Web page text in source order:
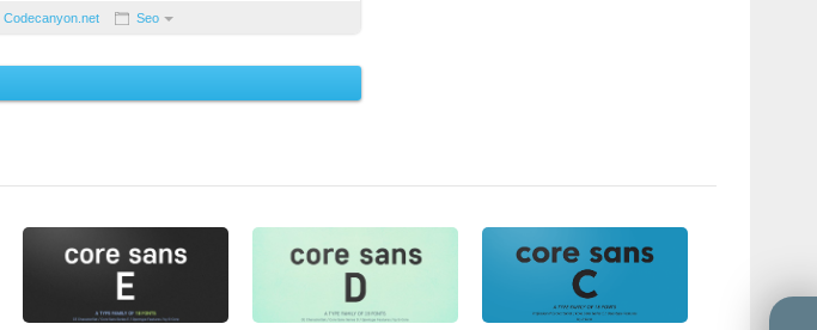
Codecanyon.net Seo